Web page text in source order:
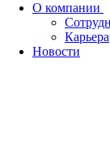
О компании
Карьера
Новости